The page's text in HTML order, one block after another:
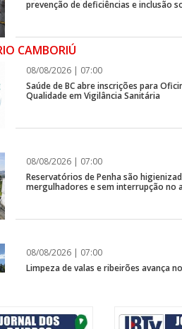
prevenção de deficiências e inclusão
CAMBORIÚ
08/08/2026 | 07:00
Saúde de BC abre inscrições para
Qualidade em Vigilância Sanitária
08/08/2026 | 07:00
Reservatórios de Penha são
mergulhadores e sem interrupção no
08/08/2026 | 07:00
Limpeza de valas e ribeirões avança